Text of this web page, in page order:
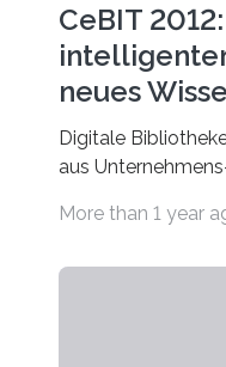
CeBIT
neues
erschließen
Digitale
aus
Daten aus Web
More than 1 year